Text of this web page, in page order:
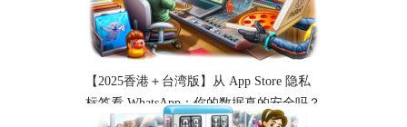
【2025香港＋台湾版】从 App Store 隐私
标签看 WhatsApp：你的数据真的安全吗？